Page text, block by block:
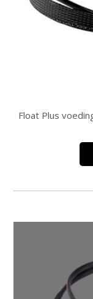
Float Plus